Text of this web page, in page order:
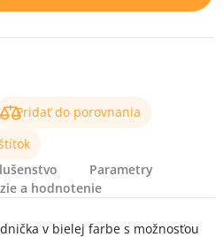
Pridať do porovnania
Parametry
a hodnotenie
v bielej farbe s možnosťou